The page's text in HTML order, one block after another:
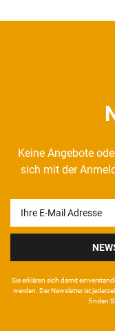
Keine Angebote
sich mit der
Honig
Sie erklären sich damit
werden. Der News­letter ist
finden